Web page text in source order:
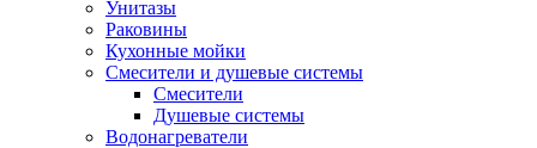
Унитазы
Раковины
Кухонные мойки
Смесители и душевые системы
Смесители
Душевые системы
Водонагреватели